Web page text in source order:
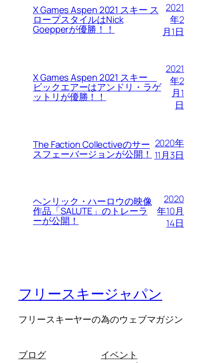
X Games Aspen 2021 スキー ス
ロープスタイルはNick
Goepperが優勝！！
2021
年2
月1日
X Games Aspen 2021 スキー
ビックエアーはアンドリ・ラゲ
ットリが優勝！！
2021
年2
月1
日
The Faction Collectiveのサー
スフェーバージョンが公開！
2020年
11月3日
ヘンリック・ハーロウの映像
作品「SALUTE」のトレーラ
ーが公開！
2020
年10月
14日
フリースキージャパン
フリースキーヤーの為のウェブマガジン
ブログ
イベント